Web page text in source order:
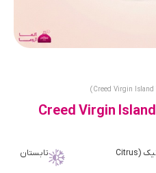
کرید ویرجین آیلند واتر (Creed Virgin Island
مرکباتی آروماتیک (Citrus
تابستان